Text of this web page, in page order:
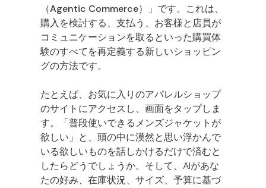
（Agentic Commerce）
」です。これは、
購入を検討する、支払う、お客様と店員が
コミュニケーションを取るといった購買体
験のすべてを再定義する新しいショッピン
グの方法です。
たとえば、お気に入りのアパレルショップ
のサイトにアクセスし、画面をタップしま
す。「普段使いできるメンズジャケットが
欲しい」と、頭の中に漠然と思い浮かんで
いる欲しいものを話しかけるだけで済むと
したらどうでしょうか。そして、AIがあな
たの好み、在庫状況、サイズ、予算に基づ